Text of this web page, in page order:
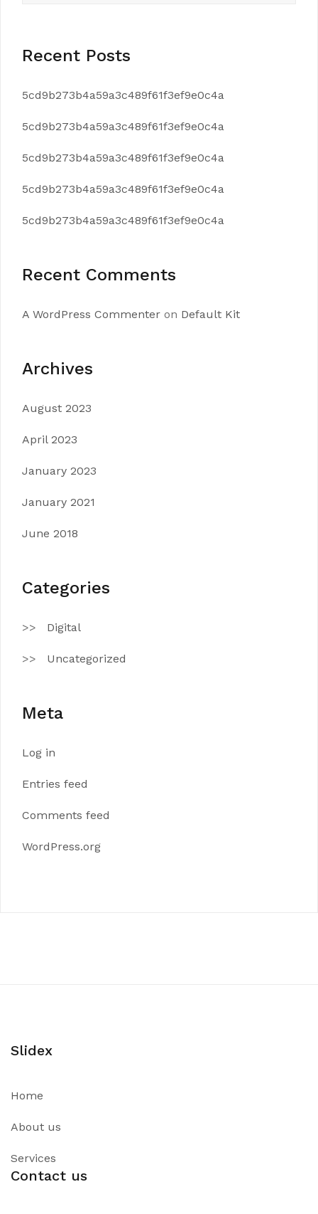
Recent Posts
5cd9b273b4a59a3c489f61f3ef9e0c4a
5cd9b273b4a59a3c489f61f3ef9e0c4a
5cd9b273b4a59a3c489f61f3ef9e0c4a
5cd9b273b4a59a3c489f61f3ef9e0c4a
5cd9b273b4a59a3c489f61f3ef9e0c4a
Recent Comments
A WordPress Commenter on Default Kit
Archives
August 2023
April 2023
January 2023
January 2021
June 2018
Categories
Digital
Uncategorized
Meta
Log in
Entries feed
Comments feed
WordPress.org
Slidex
Home
About us
Services
Contact us